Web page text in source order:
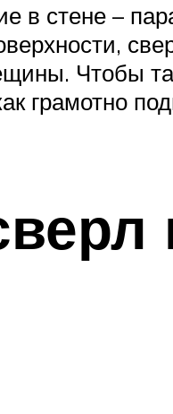
в стене –
Чтобы
грамотно